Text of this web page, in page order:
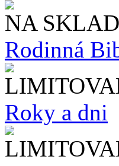
NA
Rodinná
Roky a dni